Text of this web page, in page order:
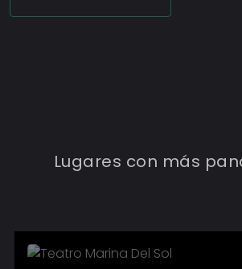
Lugares con más
3 Eventos